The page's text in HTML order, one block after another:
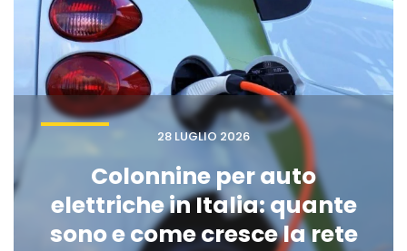
28 LUGLIO 2026
Colonnine per auto
elettriche in Italia: quante
sono e come cresce la rete